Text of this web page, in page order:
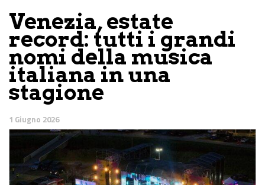
Venezia, estate
record: tutti i grandi
nomi della musica
italiana in una
stagione
1 Giugno 2026